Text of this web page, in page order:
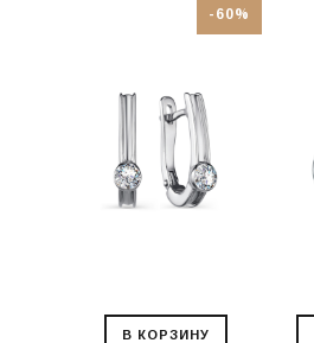
-60%
В КОРЗИНУ